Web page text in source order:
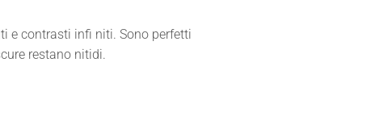
e contrasti infi niti. Sono perfetti
restano nitidi.